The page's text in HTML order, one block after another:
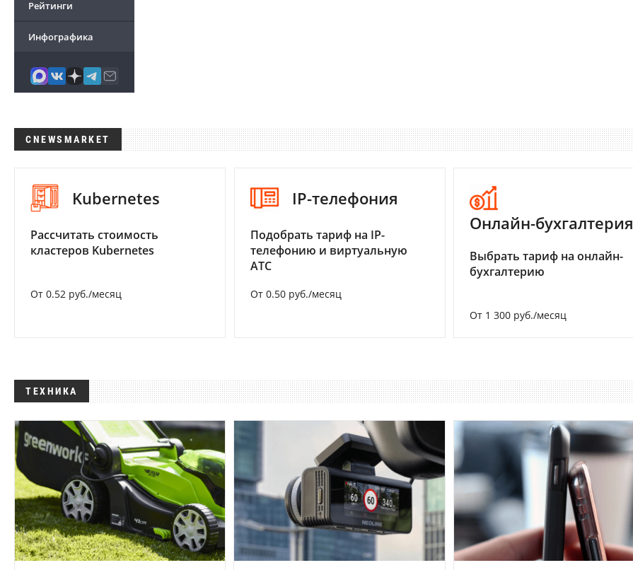
Рейтинги
Инфографика
CNEWSMARKET
Kubernetes
Рассчитать стоимость
кластеров Kubernetes
От 0.52 руб./месяц
IP-телефония
Подобрать тариф на IP-
телефонию и виртуальную
АТС
От 0.50 руб./месяц
Онлайн-бухгалтерия
Выбрать тариф на онлайн-
бухгалтерию
От 1 300 руб./месяц
ТЕХНИКА